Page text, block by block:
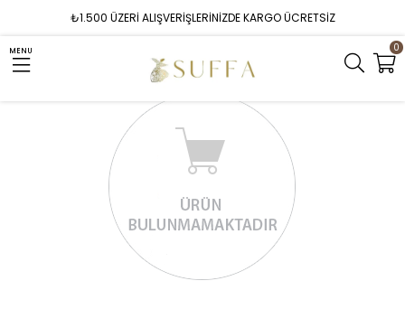
₺1.500 ÜZERİ ALIŞVERİŞLERİNİZDE KARGO ÜCRETSİZ
MENU 0